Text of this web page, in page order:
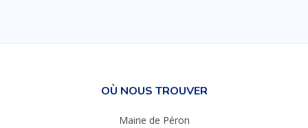
OÙ NOUS TROUVER
Mairie de Péron